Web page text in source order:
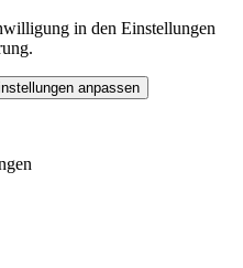
in den Einstellungen
anpassen